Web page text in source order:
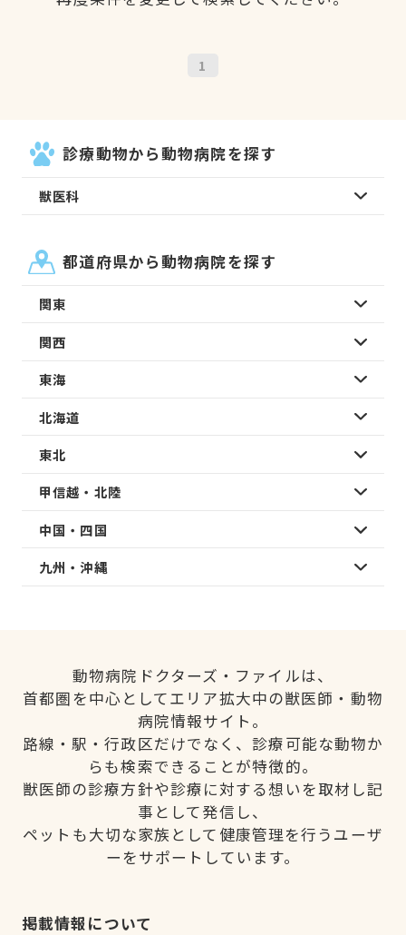
1
診療動物から動物病院を探す
獣医科
都道府県から動物病院を探す
関東
関西
東海
北海道
東北
甲信越・北陸
中国・四国
九州・沖縄
動物病院ドクターズ・ファイルは、
首都圏を中心としてエリア拡大中の獣医師・動物
病院情報サイト。
路線・駅・行政区だけでなく、診療可能な動物か
らも検索できることが特徴的。
獣医師の診療方針や診療に対する想いを取材し記
事として発信し、
ペットも大切な家族として健康管理を行うユーザ
ーをサポートしています。
掲載情報について